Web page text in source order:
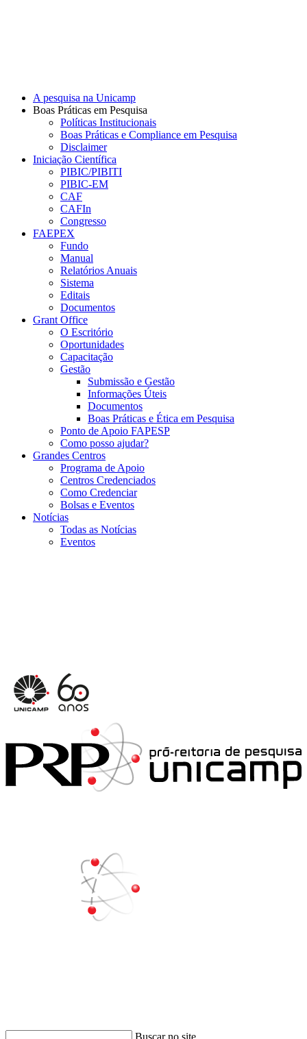
A pesquisa na Unicamp
Boas Práticas em Pesquisa
Políticas Institucionais
Boas Práticas e Compliance em Pesquisa
Disclaimer
Iniciação Científica
PIBIC/PIBITI
PIBIC-EM
CAF
CAFIn
Congresso
FAEPEX
Fundo
Manual
Relatórios Anuais
Sistema
Editais
Documentos
Grant Office
O Escritório
Oportunidades
Capacitação
Gestão
Submissão e Gestão
Informações Úteis
Documentos
Boas Práticas e Ética em Pesquisa
Ponto de Apoio FAPESP
Como posso ajudar?
Grandes Centros
Programa de Apoio
Centros Credenciados
Como Credenciar
Bolsas e Eventos
Notícias
Todas as Notícias
Eventos
Buscar no site